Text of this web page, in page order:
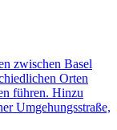
zwischen Basel
Orten
führen. Hinzu
Umgehungsstraße,